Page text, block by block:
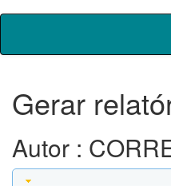
Skip
Gerar
Autor :